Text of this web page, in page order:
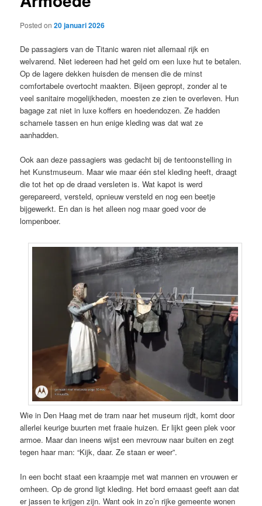
Posted on20 januari 2026
De passagiers van de Titanic waren niet allemaal rijk en
welvarend. Niet iedereen had het geld om een luxe hut te betalen.
Op de lagere dekken huisden de mensen die de minst
comfortabele overtocht maakten. Bijeen gepropt, zonder al te
veel sanitaire mogelijkheden, moesten ze zien te overleven. Hun
bagage zat niet in luxe koffers en hoedendozen. Ze hadden
schamele tassen en hun enige kleding was dat wat ze
aanhadden.
Ook aan deze passagiers was gedacht bij de tentoonstelling in
het Kunstmuseum. Maar wie maar één stel kleding heeft, draagt
die tot het op de draad versleten is. Wat kapot is werd
gerepareerd, versteld, opnieuw versteld en nog een beetje
bijgewerkt. En dan is het alleen nog maar goed voor de
lompenboer.
Wie in Den Haag met de tram naar het museum rijdt, komt door
allerlei keurige buurten met fraaie huizen. Er lijkt geen plek voor
armoe. Maar dan ineens wijst een mevrouw naar buiten en zegt
tegen haar man: “Kijk, daar. Ze staan er weer”.
In een bocht staat een kraampje met wat mannen en vrouwen er
omheen. Op de grond ligt kleding. Het bord ernaast geeft aan dat
er jassen te krijgen zijn. Want ook in zo’n rijke gemeente wonen